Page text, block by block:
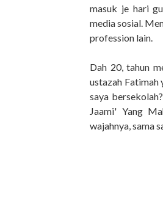
masuk je hari
media sosial.
profession lain.
Dah 20, tahun
ustazah Fatimah
saya
Jaami' Yang
wajahnya, sama